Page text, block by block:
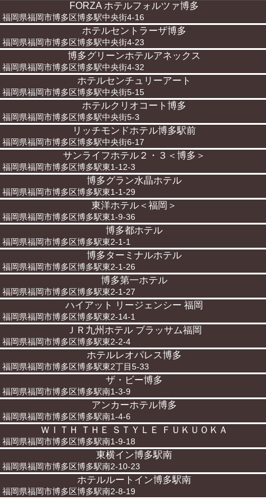
FORZA ホテルフォルツァ博多
福岡県福岡市博多区博多駅中央街4-16
ホテルセントラーザ博多
福岡県福岡市博多区博多駅中央街4-23
博多グリーンホテルアネックス
福岡県福岡市博多区博多駅中央街4-32
ホテルセンチュリーアート
福岡県福岡市博多区博多駅中央街5-15
ホテルクリオコート博多
福岡県福岡市博多区博多駅中央街5-3
リッチモンドホテル博多駅前
福岡県福岡市博多区博多駅中央街6-17
サンライフホテル２・３＜博多＞
福岡県福岡市博多区博多駅東1-12-3
博多グラン水晶ホテル
福岡県福岡市博多区博多駅東1-1-29
東洋ホテル＜福岡＞
福岡県福岡市博多区博多駅東1-9-36
博多都ホテル
福岡県福岡市博多区博多駅東2-1-1
博多ターミナルホテル
福岡県福岡市博多区博多駅東2-1-26
博多第一ホテル
福岡県福岡市博多区博多駅東2-1-27
ハイアット リージェンシー 福岡
福岡県福岡市博多区博多駅東2-14-1
ＪＲ九州ホテル ブラッサム福岡
福岡県福岡市博多区博多駅東2-2-4
ホテルレオパレス博多
福岡県福岡市博多区博多駅東2丁目5-33
ザ・ビー博多
福岡県福岡市博多区博多駅南1-3-9
アンカーホテル博多
福岡県福岡市博多区博多駅南1-4-6
ＷＩＴＨ ＴＨＥ ＳＴＹＬＥ ＦＵＫＵＯＫＡ
福岡県福岡市博多区博多駅南1-9-18
東横イン博多駅南
福岡県福岡市博多区博多駅南2-10-23
ホテルルートイン博多駅南
福岡県福岡市博多区博多駅南2-8-19